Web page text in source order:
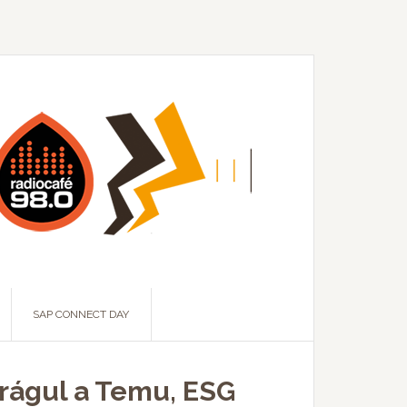
SAP CONNECT DAY
a Temu, ESG